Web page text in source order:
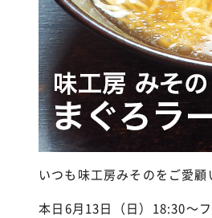
いつも味工房みそのをご愛
本日6月13日（日）18:30〜